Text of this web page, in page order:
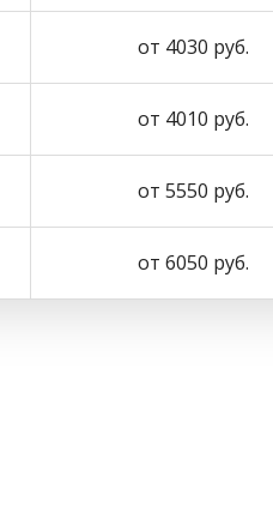
от 4030 руб.
от 4010 руб.
от 5550 руб.
от 6050 руб.